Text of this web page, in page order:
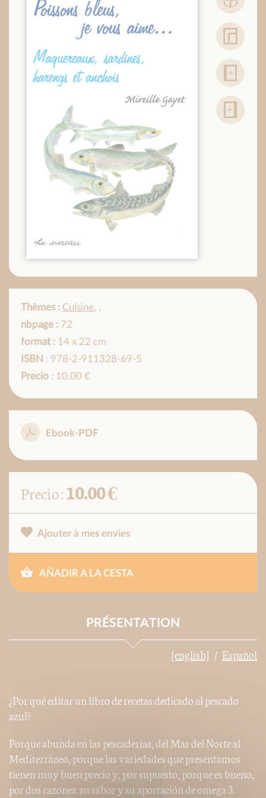
Thèmes : Cuisine, ,
nbpage : 72
format : 14 x 22 cm
ISBN : 978-2-911328-69-5
Precio : 10.00 €
Ebook-PDF
Precio :10.00 €
Ajouter à mes envies
AÑADIR A LA CESTA
PRÉSENTATION
[english] Español
¿Por qué editar un libro de recetas dedicado al pescado
azul?
Porque abunda en las pescaderías, del Mar del Norte al
Mediterráneo, porque las variedades que presentamos
tienen muy buen precio y, por supuesto, porque es bueno,
por dos razones: su sabor y su aportación de omega 3.